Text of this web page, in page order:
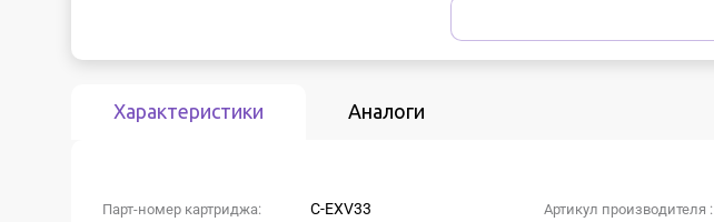
Характеристики Аналоги
Парт-номер картриджа: C-EXV33 Артикул производителя :